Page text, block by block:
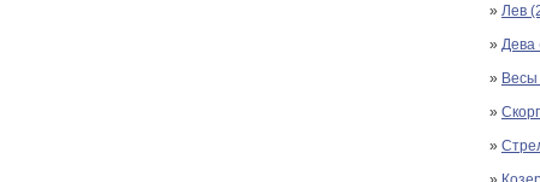
» Лев
» Дева
» Весы
»
»